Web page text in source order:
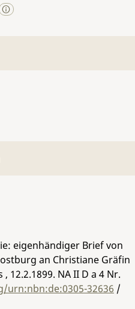
eigenhändiger Brief von
an Christiane Gräfin
12.2.1899. NA II D a 4 Nr.
32636 /